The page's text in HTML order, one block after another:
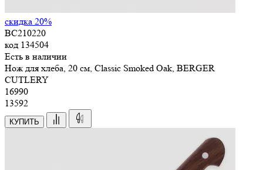
скидка 20%
BC210220
код 134504
Есть в наличии
Нож для хлеба, 20 см, Classic Smoked Oak, BERGER
CUTLERY
16990
13592
КУПИТЬ